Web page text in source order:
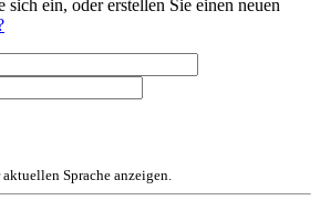
ein, oder erstellen Sie einen neuen
Sprache anzeigen.